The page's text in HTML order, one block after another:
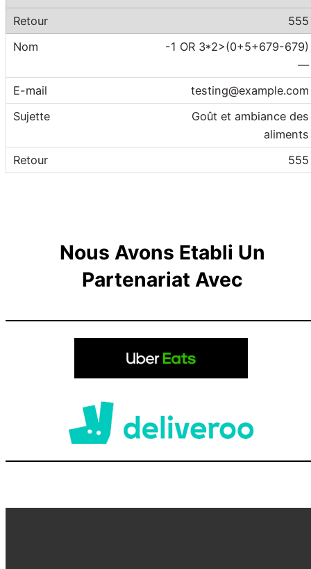
555
-1 OR 3*2>(0+5+679-679)
—
testing@example.com
Goût et ambiance des
aliments
555
Nous Avons Etabli Un
Partenariat Avec